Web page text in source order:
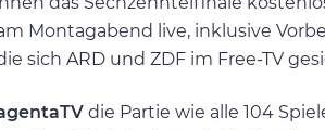
Montagabend live, inklusive
sich ARD und ZDF im Free-TV
die Partie wie alle 104